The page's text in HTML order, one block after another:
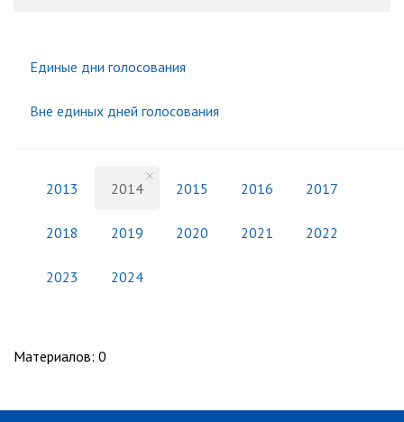
Единые дни голосования
Вне единых дней голосования
2013 2014 2015 2016 2017
2018 2019 2020 2021 2022
2023 2024
Материалов: 0